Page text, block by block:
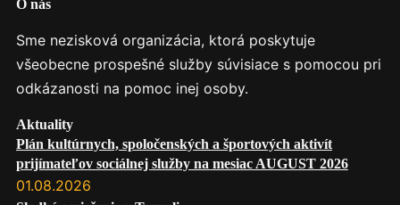
O nás
Sme nezisková organizácia, ktorá poskytuje
všeobecne prospešné služby súvisiace s pomocou pri
odkázanosti na pomoc inej osoby.
Aktuality
Plán kultúrnych, spoločenských a športových aktivít
prijímateľov sociálnej služby na mesiac AUGUST 2026
01.08.2026